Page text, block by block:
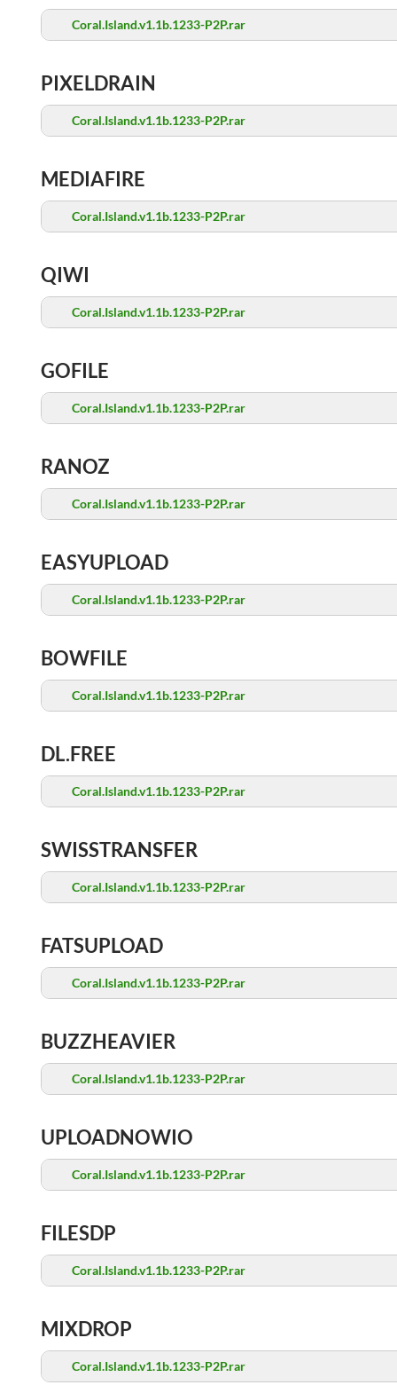
Coral.Island.v1.1b.1233-P2P.rar
PIXELDRAIN
Coral.Island.v1.1b.1233-P2P.rar
MEDIAFIRE
Coral.Island.v1.1b.1233-P2P.rar
QIWI
Coral.Island.v1.1b.1233-P2P.rar
GOFILE
Coral.Island.v1.1b.1233-P2P.rar
RANOZ
Coral.Island.v1.1b.1233-P2P.rar
EASYUPLOAD
Coral.Island.v1.1b.1233-P2P.rar
BOWFILE
Coral.Island.v1.1b.1233-P2P.rar
DL.FREE
Coral.Island.v1.1b.1233-P2P.rar
SWISSTRANSFER
Coral.Island.v1.1b.1233-P2P.rar
FATSUPLOAD
Coral.Island.v1.1b.1233-P2P.rar
BUZZHEAVIER
Coral.Island.v1.1b.1233-P2P.rar
UPLOADNOWIO
Coral.Island.v1.1b.1233-P2P.rar
FILESDP
Coral.Island.v1.1b.1233-P2P.rar
MIXDROP
Coral.Island.v1.1b.1233-P2P.rar